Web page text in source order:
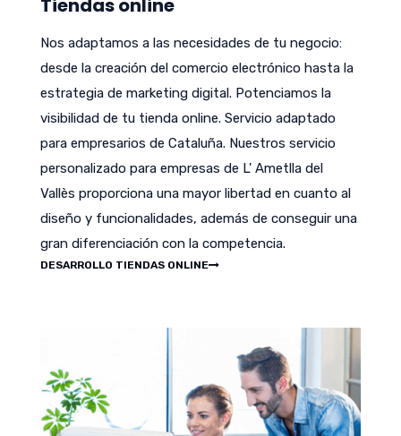
Tiendas online
Nos adaptamos a las necesidades de tu negocio:
desde la creación del comercio electrónico hasta la
estrategia de marketing digital. Potenciamos la
visibilidad de tu tienda online. Servicio adaptado
para empresarios de Cataluña. Nuestros servicio
personalizado para empresas de L' Ametlla del
Vallès proporciona una mayor libertad en cuanto al
diseño y funcionalidades, además de conseguir una
gran diferenciación con la competencia.
DESARROLLO TIENDAS ONLINE